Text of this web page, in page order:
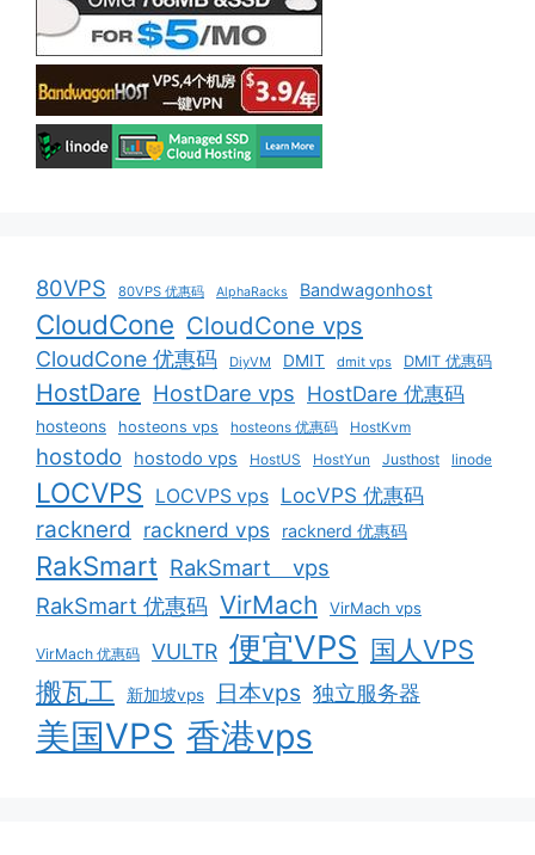
80VPS 80VPS 优惠码 AlphaRacks Bandwagonhost
CloudCone CloudCone vps
CloudCone 优惠码 DiyVM DMIT dmit vps DMIT 优惠码
HostDare HostDare vps HostDare 优惠码
hosteons hosteons vps hosteons 优惠码 HostKvm
hostodo hostodo vps HostUS HostYun Justhost linode
LOCVPS LOCVPS vps LocVPS 优惠码
racknerd racknerd vps racknerd 优惠码
RakSmart RakSmart vps
RakSmart 优惠码 VirMach VirMach vps
VirMach 优惠码 VULTR 便宜VPS 国人VPS
搬瓦工
新加坡vps 日本vps 独立服务器
美国VPS 香港vps